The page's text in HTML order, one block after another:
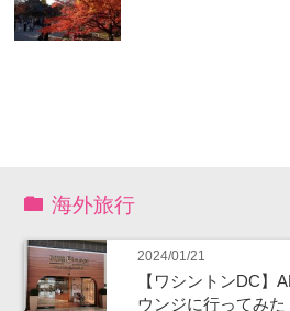
海外旅行
2024/01/21
【ワシントンDC】
ウンジに行ってみた